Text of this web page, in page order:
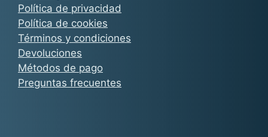
Política de privacidad
Política de cookies
Términos y condiciones
Devoluciones
Métodos de pago
Preguntas frecuentes